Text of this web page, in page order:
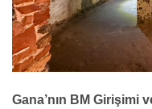
Gana’nın BM Girişimi